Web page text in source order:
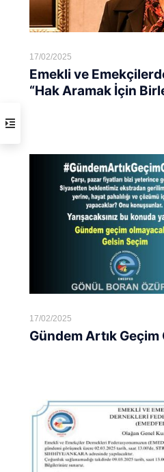
17/02/2025
Emekli ve
“Hak Aramak İçin
17/02/2025
Gündem Artık Geçim